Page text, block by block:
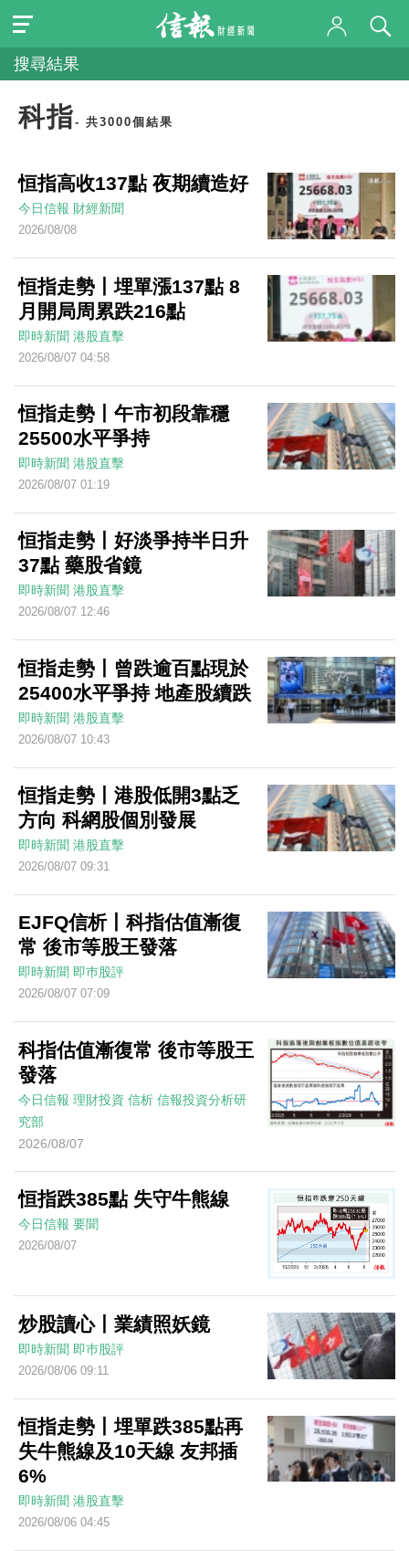
搜尋結果
科指- 共3000個結果
恒指高收137點 夜期續造好
今日信報 財經新聞
2026/08/08
恒指走勢丨埋單漲137點 8
月開局周累跌216點
即時新聞 港股直擊
2026/08/07 04:58
恒指走勢丨午市初段靠穩
25500水平爭持
即時新聞 港股直擊
2026/08/07 01:19
恒指走勢丨好淡爭持半日升
37點 藥股省鏡
即時新聞 港股直擊
2026/08/07 12:46
恒指走勢丨曾跌逾百點現於
25400水平爭持 地產股續跌
即時新聞 港股直擊
2026/08/07 10:43
恒指走勢丨港股低開3點乏
方向 科網股個別發展
即時新聞 港股直擊
2026/08/07 09:31
EJFQ信析丨科指估值漸復
常 後市等股王發落
即時新聞 即巿股評
2026/08/07 07:09
科指估值漸復常 後市等股王
發落
今日信報 理財投資 信析 信報投資分析研
究部
2026/08/07
恒指跌385點 失守牛熊線
今日信報 要聞
2026/08/07
炒股讀心丨業績照妖鏡
即時新聞 即巿股評
2026/08/06 09:11
恒指走勢丨埋單跌385點再
失牛熊線及10天線 友邦插
6%
即時新聞 港股直擊
2026/08/06 04:45